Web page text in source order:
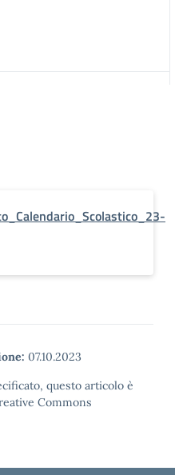
07.10.2023
questo articolo è
Commons